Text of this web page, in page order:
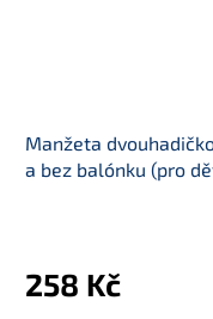
Manžeta
a bez balónku (pro
258 Kč